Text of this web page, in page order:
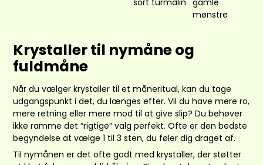
sort turmalin gamle
mønstre
Krystaller til nymåne og
fuldmåne
Når du vælger krystaller til et måneritual, kan du tage
udgangspunkt i det, du længes efter. Vil du have mere ro,
mere retning eller mere mod til at give slip? Du behøver
ikke ramme det “rigtige” valg perfekt. Ofte er den bedste
begyndelse at vælge 1 til 3 sten, du føler dig draget af.
Til nymånen er det ofte godt med krystaller, der støtter